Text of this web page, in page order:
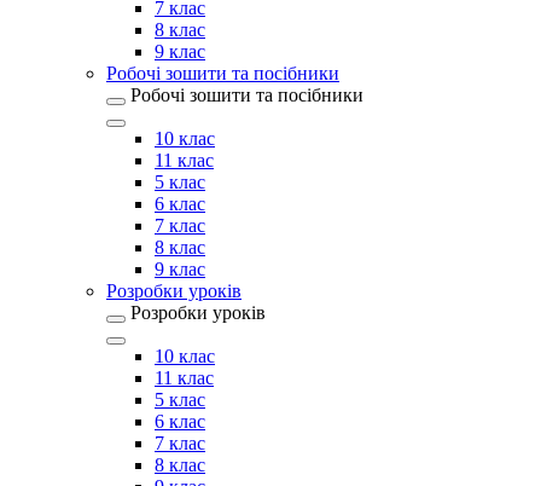
7 клас
8 клас
9 клас
Робочі зошити та посібники
Робочі зошити та посібники
10 клас
11 клас
5 клас
6 клас
7 клас
8 клас
9 клас
Розробки уроків
Розробки уроків
10 клас
11 клас
5 клас
6 клас
7 клас
8 клас